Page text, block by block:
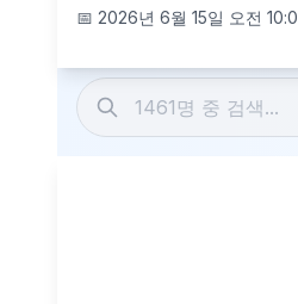
📅 2026년 6월 15일 오전